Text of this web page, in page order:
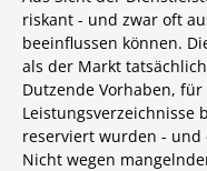
riskant - und zwar oft
beeinflussen können.
als der Markt
Dutzende Vorhaben,
Leistungsverzeichnisse
reserviert wurden -
Nicht wegen